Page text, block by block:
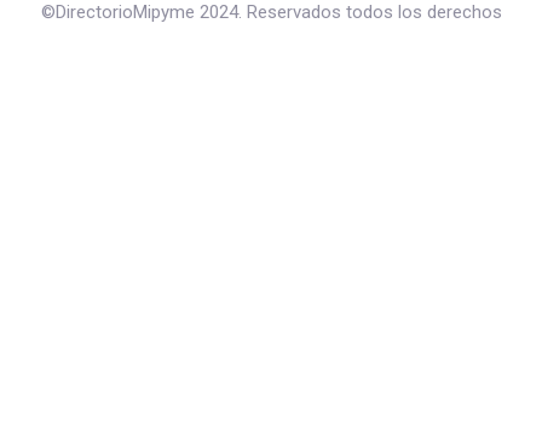
©DirectorioMipyme 2024. Reservados todos los derechos